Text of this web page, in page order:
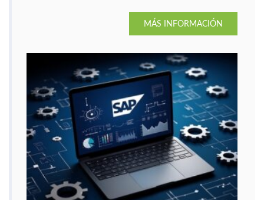
MÁS INFORMACIÓN